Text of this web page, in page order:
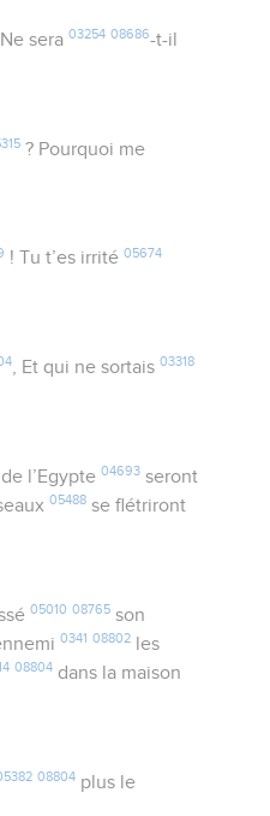
sera 03254 08686-t-il
? Pourquoi me
! Tu t’es irrité 05674
, Et qui ne sortais 03318
l’Egypte 04693seront
05488 se flétriront
05010 08765son
0341 08802
les
08804 dans la maison
08804plus le